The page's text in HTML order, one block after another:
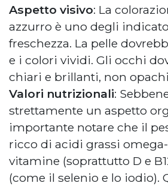
Aspetto visivo: La
azzurro è uno degli
freschezza. La pelle
e i colori vividi. Gli occhi
chiari e brillanti, non
Valori nutrizionali:
strettamente un aspetto
importante notare che il
ricco di acidi grassi
vitamine (soprattutto D e
(come il selenio e lo iodio).